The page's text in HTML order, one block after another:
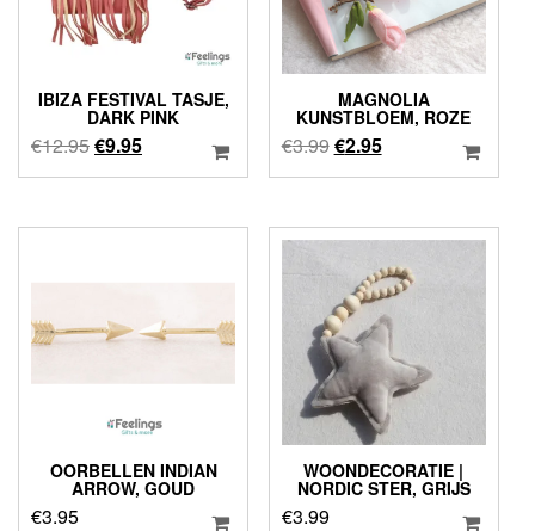
IBIZA FESTIVAL TASJE,
DARK PINK
€12.95Oorspronkelijke
€12.95.
€9.95Huidige
€9.95.
MAGNOLIA
KUNSTBLOEM, ROZE
€3.99Oorspronkelijke
€3.99.
€2.95Huidige
€2.95.
OORBELLEN INDIAN
ARROW, GOUD
€3.95
WOONDECORATIE |
NORDIC STER, GRIJS
€3.99